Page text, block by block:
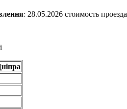
: 28.05.2026 стоимость проезда